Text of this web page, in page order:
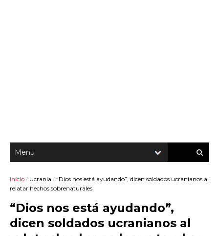
Inicio / Ucrania / “Dios nos está ayudando”, dicen soldados ucranianos al
relatar hechos sobrenaturales
“Dios nos está ayudando”,
dicen soldados ucranianos al